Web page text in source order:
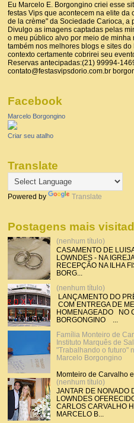
Eu Marcelo E. Borgongino criei esse
festas Vips que acontecem na elite da
de la crème" da Sociedade Carioca, a
Divulgo as imagens captadas pelas
o meu público alvo por meio de minha
também nos melhores blogs e sites
contexto certamente cobrirei seu
Reservas antecipadas:(21) 99994-
contato@festasvipsdorio.com.br
Facebook
Marcelo Borgongino
Criar seu atalho
Translate
Powered by Translate
Postagens mais
(nenhum título)
CASAMENTO DE
LOWNDES - NA
RECEPÇÃO NA ILHA
BORG...
(nenhum título)
LANÇAMENTO DO
COM ENTREGA DE
HOMENAGEADO NO
BORGONGINO ...
Família Monteiro de
Instituto Marquês de
"Trabalhando o futuro"
Marcelo Borgongino
Noite de
Momteiro de Carvalho
(nenhum título)
JANTAR DE NOIVADO
LOWNDES
CARLOS CARVALHO
MARCELO B...